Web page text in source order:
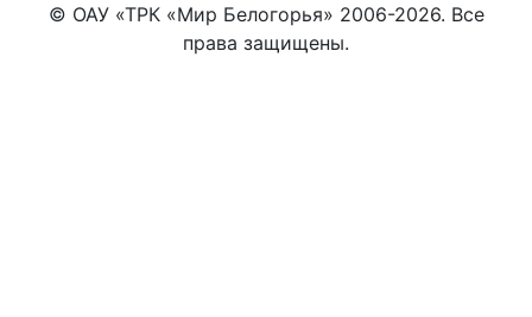
© ОАУ «ТРК «Мир Белогорья» 2006-2026. Все
права защищены.